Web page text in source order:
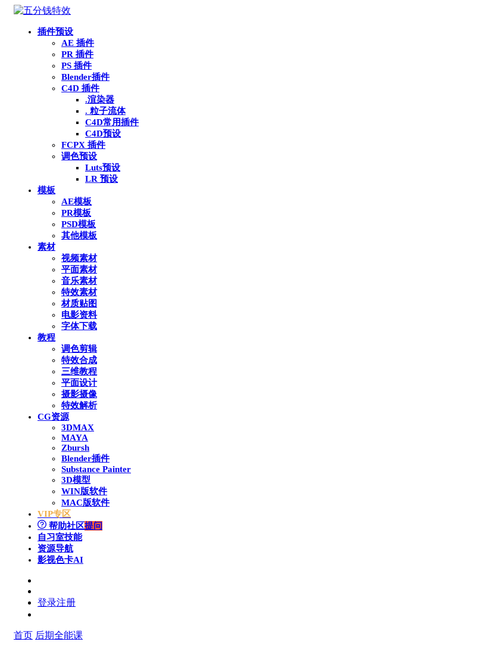
插件预设
AE 插件
PR 插件
PS 插件
Blender插件
C4D 插件
.渲染器
. 粒子流体
C4D常用插件
C4D预设
FCPX 插件
调色预设
Luts预设
LR 预设
模板
AE模板
PR模板
PSD模板
其他模板
素材
视频素材
平面素材
音乐素材
特效素材
材质贴图
电影资料
字体下载
教程
调色剪辑
特效合成
三维教程
平面设计
摄影摄像
特效解析
CG资源
3DMAX
MAYA
Zbursh
Blender插件
Substance Painter
3D模型
WIN版软件
MAC版软件
VIP专区
帮助社区提问
自习室技能
资源导航
影视色卡AI
登录注册
首页 后期全能课